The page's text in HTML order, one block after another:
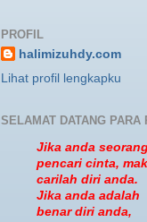
PROFIL
halimizuhdy.com
Lihat profil lengkapku
SELAMAT DATANG PARA
Jika anda
pencari cinta,
carilah diri anda.
Jika anda adalah
benar diri anda,